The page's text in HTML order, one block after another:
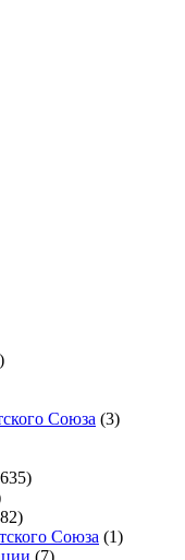
Союза (3)
Союза (1)
(7)